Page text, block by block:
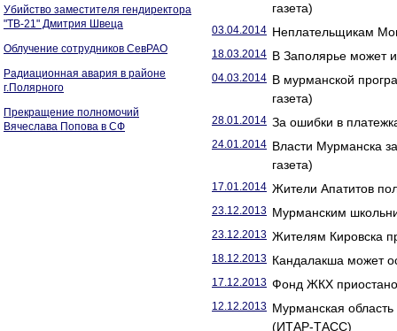
Убийство заместителя гендиректора
"ТВ-21" Дмитрия Швеца
Облучение сотрудников СевРАО
Радиационная авария в районе
г.Полярного
Прекращение полномочий
Вячеслава Попова в СФ
газета)
03.04.2014 Неплательщикам
18.03.2014 В Заполярье может
04.03.2014 В мурманской
газета)
28.01.2014 За ошибки в
24.01.2014 Власти Мурманска
газета)
17.01.2014 Жители Апатитов
23.12.2013 Мурманским
23.12.2013 Жителям Кировска
18.12.2013 Кандалакша может
17.12.2013 Фонд ЖКХ
12.12.2013 Мурманская
(ИТАР-ТАСС)